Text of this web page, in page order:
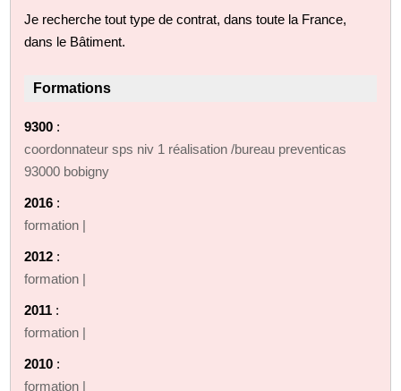
Je recherche tout type de contrat, dans toute la France,
dans le Bâtiment.
Formations
9300 :
coordonnateur sps niv 1 réalisation /bureau preventicas
93000 bobigny
2016 :
formation |
2012 :
formation |
2011 :
formation |
2010 :
formation |